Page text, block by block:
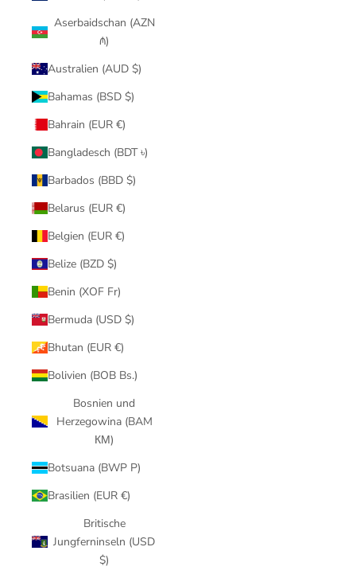
Aserbaidschan (AZN
₼)
Australien (AUD $)
Bahamas (BSD $)
Bahrain (EUR €)
Bangladesch (BDT ৳)
Barbados (BBD $)
Belarus (EUR €)
Belgien (EUR €)
Belize (BZD $)
Benin (XOF Fr)
Bermuda (USD $)
Bhutan (EUR €)
Bolivien (BOB Bs.)
Bosnien und
Herzegowina (BAM
КМ)
Botsuana (BWP P)
Brasilien (EUR €)
Britische
Jungferninseln (USD
$)